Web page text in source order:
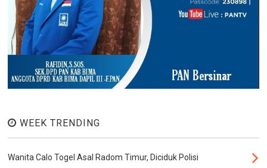
WEEK TRENDING
Wanita Calo Togel Asal Radom Timur, Diciduk Polisi